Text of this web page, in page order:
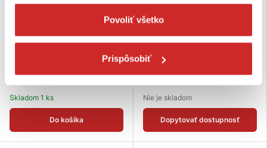
Povoliť všetko
Prispôsobiť
108,51 €
Skladom 1 ks
Do košíka
hákom 18-20/150mm-2T
62,24 €
Výška (mm): 300 mm
Nie je skladom
Dopytovať dostupnosť